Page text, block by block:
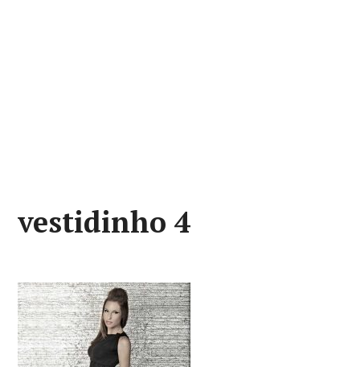
vestidinho 4